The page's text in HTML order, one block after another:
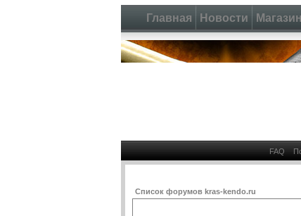
Главная Новости Магазин
FAQ
Список форумов kras-kendo.ru